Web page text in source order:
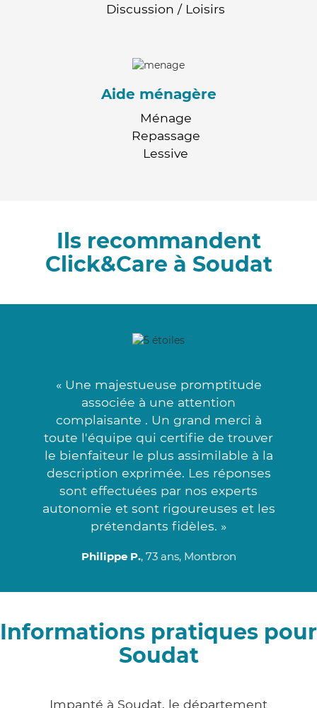
Discussion / Loisirs
Aide ménagère
Ménage
Repassage
Lessive
Ils recommandent
Click&Care à Soudat
« Une majestueuse promptitude
associée à une attention
complaisante . Un grand merci à
toute l'équipe qui certifie de trouver
le bienfaiteur le plus assimilable à la
description exprimée. Les réponses
sont effectuées par nos experts
autonomie et sont rigoureuses et les
prétendants fidèles. »
Philippe P., 73 ans, Montbron
Informations pratiques pour
Soudat
Impanté à Soudat, le département